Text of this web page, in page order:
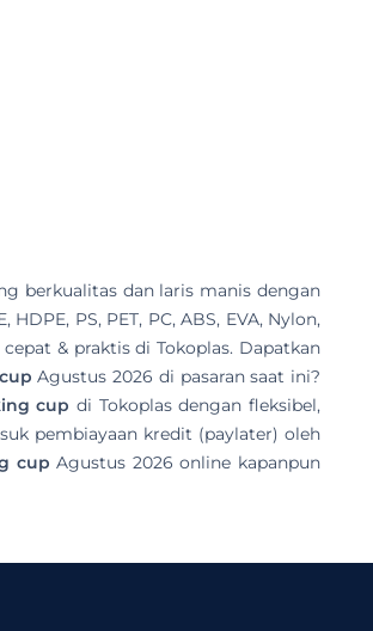
berkualitas dan laris manis dengan
PS, PET, PC, ABS, EVA, Nylon,
& praktis di Tokoplas. Dapatkan
Agustus 2026 di pasaran saat ini?
cup di Tokoplas dengan fleksibel,
pembiayaan kredit (paylater) oleh
cup Agustus 2026 online kapanpun